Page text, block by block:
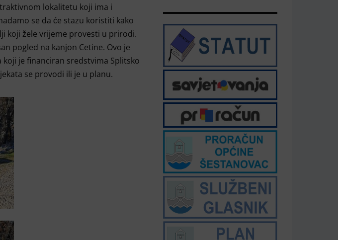
lokalitetu koji ima i
se da će stazu koristiti kako
koji žele vrijeme provesti u prirodi.
pogled na kanjon Cetine. Ovo je
je financiran sredstvima Splitsko
se provodi ili je u planu.